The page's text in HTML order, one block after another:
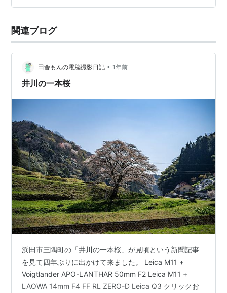
関連ブログ
田舎もんの電脳撮影日記 • 1年前
井川の一本桜
浜田市三隅町の「井川の一本桜」が見頃という新聞記事
を見て四年ぶりに出かけて来ました。 Leica M11 +
Voigtlander APO-LANTHAR 50mm F2 Leica M11 +
LAOWA 14mm F4 FF RL ZERO-D Leica Q3 クリックお